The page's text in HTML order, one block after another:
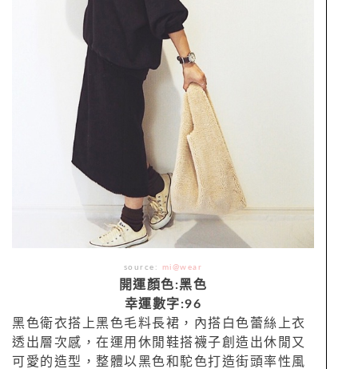
source: mi@wear
開運顏色:黑色
幸運數字:96
黑色衛衣搭上黑色毛料長裙，內搭白色蕾絲上衣
透出層次感，在運用休閒鞋搭襪子創造出休閒又
可愛的造型，整體以黑色和駝色打造街頭率性風